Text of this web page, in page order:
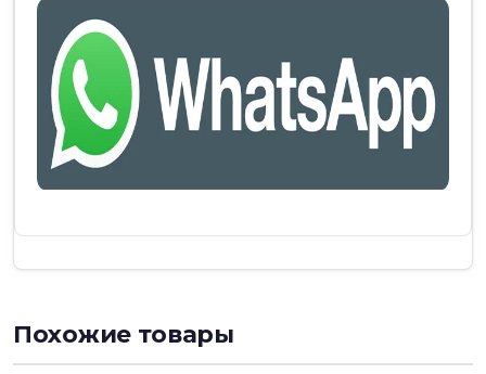
Похожие товары